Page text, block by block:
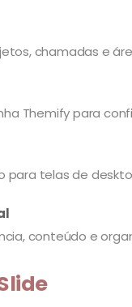
chamadas e
Themify para
para telas de
conteúdo e